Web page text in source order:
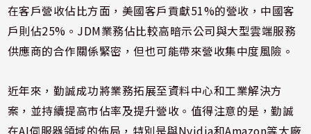
在客戶營收佔比方面，美國客戶貢獻51%的營收，中國客
戶則佔25%。JDM業務佔比較高暗示公司與大型雲端服務
供應商的合作關係緊密，但也可能帶來營收集中度風險。
近年來，勤誠成功將業務拓展至資料中心和工業解決方
案，並持續提高市佔率及提升營收。值得注意的是，勤誠
在AI伺服器領域的佈局，特別是與Nvidia和Amazon等大廠